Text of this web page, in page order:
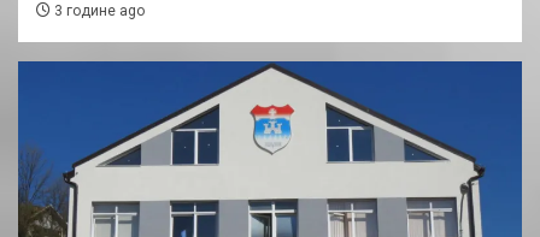
3 године ago